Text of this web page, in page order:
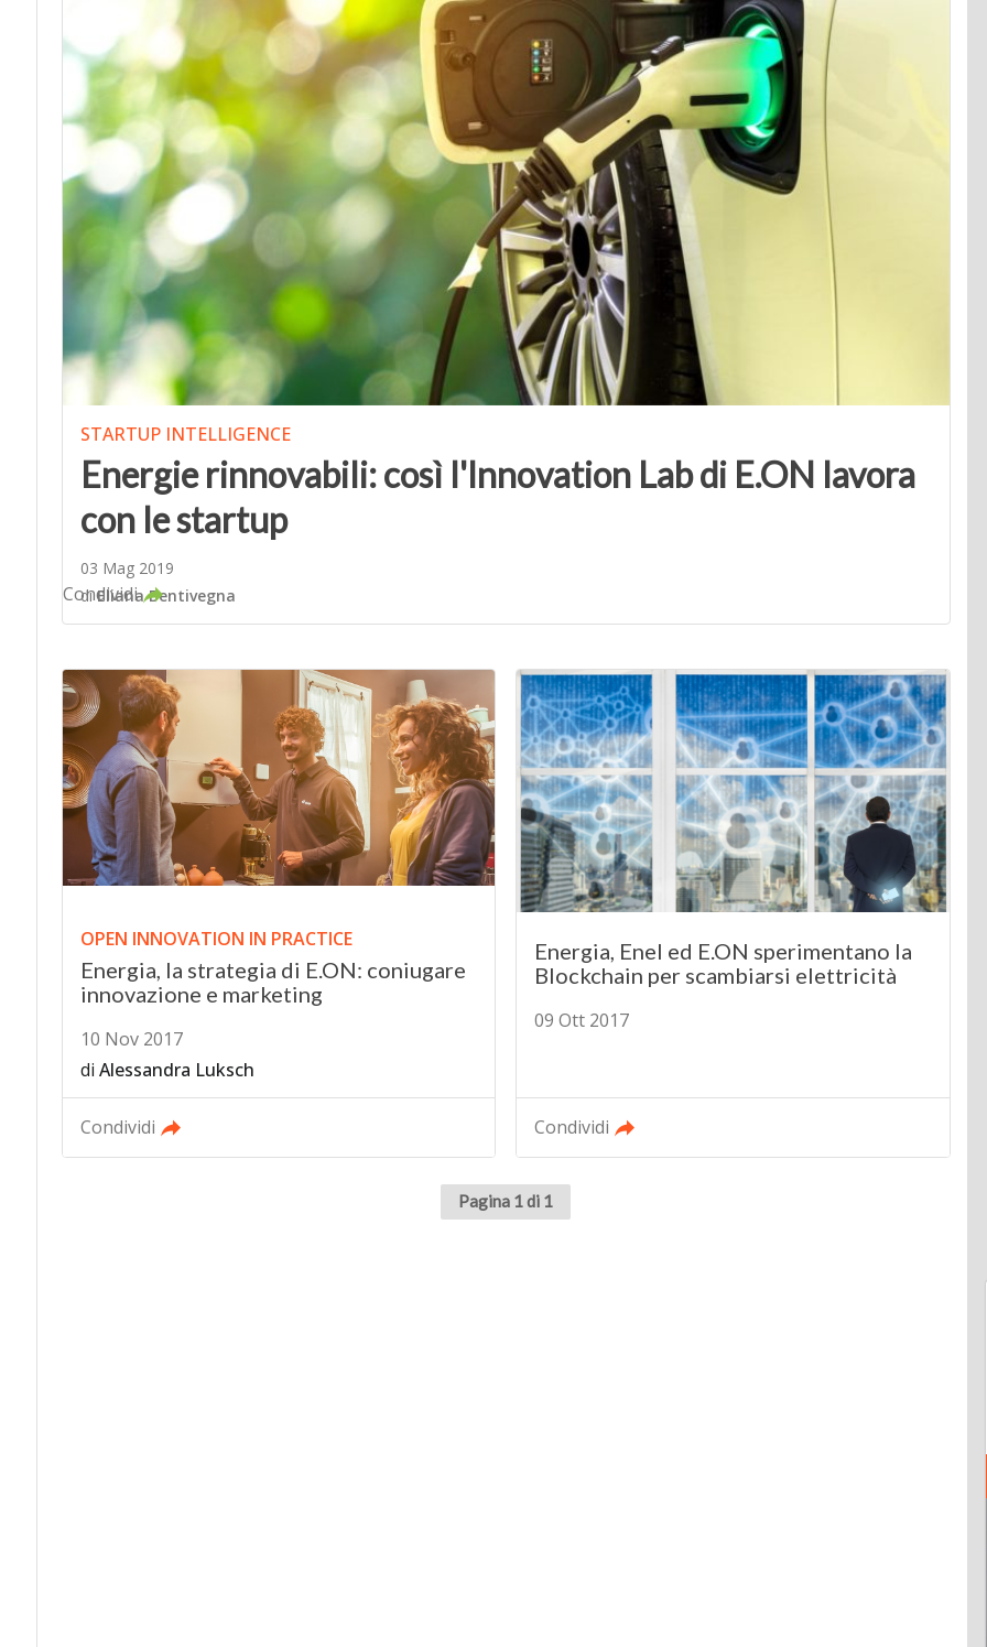
STARTUP INTELLIGENCE
Energie rinnovabili: così l'Innovation Lab di E.ON lavora
con le startup
03 Mag 2019
diEliana Bentivegna
Condividi
OPEN INNOVATION IN PRACTICE
Energia, la strategia di E.ON: coniugare
innovazione e marketing
10 Nov 2017
di Alessandra Luksch
Condividi
Energia, Enel ed E.ON sperimentano la
Blockchain per scambiarsi elettricità
09 Ott 2017
Condividi
Pagina 1 di 1